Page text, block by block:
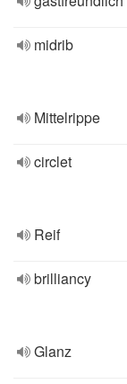
midrib
Mittelrippe
circlet
Reif
brilliancy
Glanz